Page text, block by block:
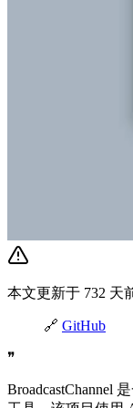
本文更新于 732 天
🔗 GitHub
❞
BroadcastChannel